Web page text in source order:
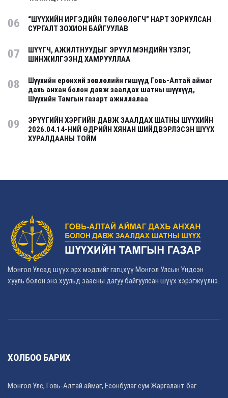
06
“ШҮҮХИЙН ИРГЭДИЙН ТӨЛӨӨЛӨГЧ” НАРТ ЗОРИУЛСАН
СУРГАЛТ ЗОХИОН БАЙГУУЛАВ
07
ШҮҮГЧ, АЖИЛТНУУДЫГ ЭРҮҮЛ МЭНДИЙН ҮЗЛЭГ,
ШИНЖИЛГЭЭНД ХАМРУУЛЛАА
08
Шүүхийн ерөнхий зөвлөлийн гишүүд Говь-Алтай аймаг
дахь анхан болон давж заалдах шатны шүүхүүд,
Шүүхийн Тамгын газарт ажиллалаа
09
ЭРҮҮГИЙН ХЭРГИЙН ДАВЖ ЗААЛДАХ ШАТНЫ ШҮҮХИЙН
2026.04.14-НИЙ ӨДРИЙН ХЯНАН ШИЙДВЭРЛЭСЭН ШҮҮХ
ХУРАЛДААНЫ ТОЙМ
Монгол Улсад шүүх эрх мэдлийг гагцхүү Монгол Улсын Үндсэн
хууль болон энэ хуульд заасны дагуу байгуулсан шүүх хэрэгжүүлнэ.
ХОЛБОО БАРИХ
Монгол Улс, Говь-Алтай аймаг, Есөнбулаг сум Жаргалант баг